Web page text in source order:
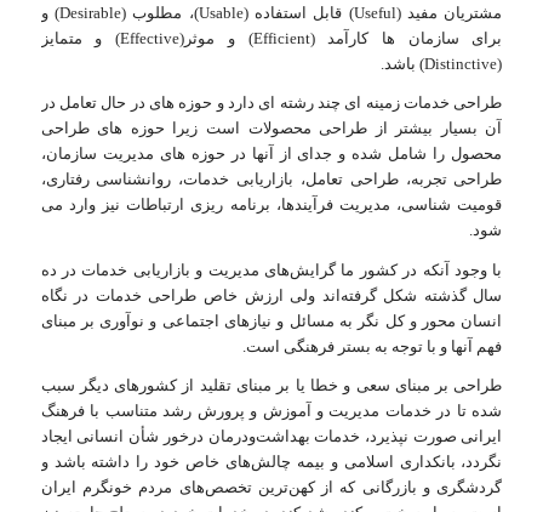
مشتریان مفید (Useful) قابل استفاده (Usable)، مطلوب (Desirable) و
برای سازمان‏ ها کارآمد (Efficient) و موثر(Effective) و متمایز
(Distinctive) باشد.
طراحی خدمات زمینه ای چند رشته ای دارد و حوزه های در حال تعامل در
آن بسیار بیشتر از طراحی محصولات است زیرا حوزه های طراحی
محصول را شامل شده و جدای از آنها در حوزه های مدیریت سازمان،
طراحی تجربه، طراحی تعامل، بازاریابی خدمات، روانشناسی رفتاری،
قومیت شناسی، مدیریت فرآیندها، برنامه ریزی ارتباطات نیز وارد می
شود.
با وجود آنکه در کشور ما گرایش‌های مدیریت و بازاریابی خدمات در ده
سال گذشته شکل گرفته‌اند ولی ارزش خاص طراحی خدمات در نگاه
انسان محور و کل نگر به مسائل و نیازهای اجتماعی و نوآوری بر مبنای
فهم آنها و با توجه به بستر فرهنگی است.
طراحی بر مبنای سعی و خطا یا بر مبنای تقلید از کشورهای دیگر سبب
شده تا در خدمات مدیریت و آموزش و پرورش رشد متناسب با فرهنگ
ایرانی صورت نپذیرد، خدمات بهداشت‌و‌درمان درخور شأن انسانی ایجاد
نگردد، بانکداری اسلامی و بیمه چالش‌های خاص خود را داشته باشد و
گردشگری و بازرگانی که از کهن‌ترین تخصص‌های مردم خونگرم ایران